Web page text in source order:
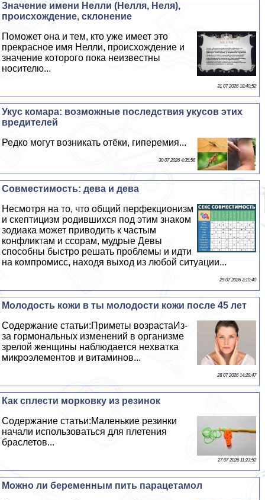
Значение имени Нелли (Нелля, Неля),
происхождение, склонение
Поможет она и тем, кто уже имеет это
прекрасное имя Нелли, происхождение и
значение которого пока неизвестны
носителю...
31 07 2026 18:40:52
Укус комара: возможные последствия укусов этих
вредителей
Редко могут возникать отёки, гиперемия...
30 07 2026 4:35:56
Совместимость: дева и дева
Несмотря на то, что общий перфекционизм
и скептицизм родившихся под этим знаком
зодиака может приводить к частым
конфликтам и ссорам, мудрые Девы
способны быстро решать проблемы и идти
на компромисс, находя выход из любой ситуации...
29 07 2026 3:10:40
Молодость кожи в ты молодости кожи после 45 лет
Содержание статьи:Приметы возрастаИз-
за гормональных изменений в организме
зрелой женщины наблюдается нехватка
микроэлементов и витаминов...
28 07 2026 14:29:47
Как сплести морковку из резинок
Содержание статьи:Маленькие резинки
начали использоваться для плетения
браслетов...
27 07 2026 11:23:52
Можно ли беременным пить парацетамол